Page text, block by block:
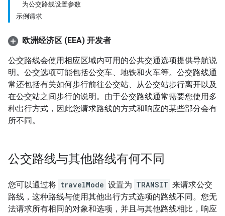
为公交路线设置参数
示例请求
欧洲经济区 (EEA) 开发者
公交路线会使用相应区域内可用的公共交通选项提供导航说
明。公交选项可能包括公交车、地铁和火车等。公交路线通
常还包括有关如何步行前往公交站、从公交站步行离开以及
在公交站之间步行的说明。由于公交路线通常需要您使用多
种出行方式，因此您请求路线的方式和响应的某些部分会有
所不同。
公交路线与其他路线有何不同
您可以通过将 travelMode 设置为 TRANSIT 来请求公交
路线，这种路线与使用其他出行方式选项的路线不同。您无
法请求所有相同的对象和选项，并且与其他路线相比，响应